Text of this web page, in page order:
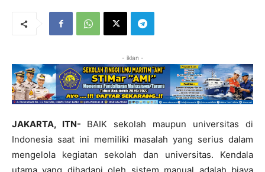
- iklan -
JAKARTA, ITN- BAIK sekolah maupun universitas di
Indonesia saat ini memiliki masalah yang serius dalam
mengelola kegiatan sekolah dan universitas. Kendala